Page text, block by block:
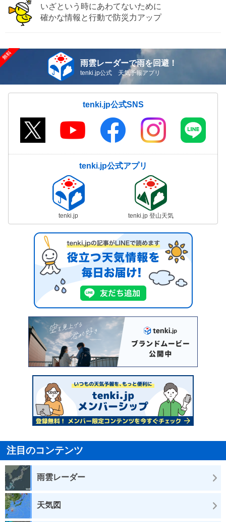
いざという時にあわてないために
確かな情報と行動で防災力アップ
雨雲レーダーで雨を回避！
tenki.jp公式 天気予報アプリ
tenki.jp公式SNS
tenki.jp公式アプリ
tenki.jp tenki.jp 登山天気
注目のコンテンツ
雨雲レーダー
天気図